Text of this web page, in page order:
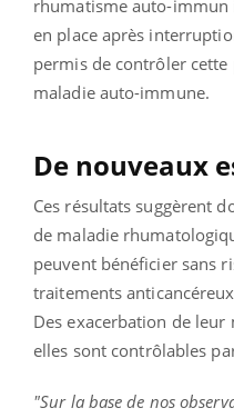
rhumatisme auto-
en place après
permis de contrôler cette
maladie auto-immune.
De nouveaux
Ces résultats suggèrent
de maladie
peuvent bénéficier sans
traitements
Des exacerbation de
elles sont contrôlables
"Sur la base de nos